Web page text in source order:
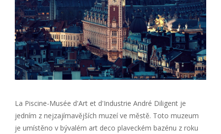
La Piscine-Musée d'Art et d'Industrie André Diligent je
jedním z nejzajímavějších muzeí ve městě. Toto muzeum
je umístěno v bývalém art deco plaveckém bazénu z roku